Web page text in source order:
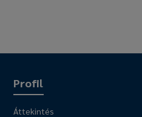
Profil
Áttekintés